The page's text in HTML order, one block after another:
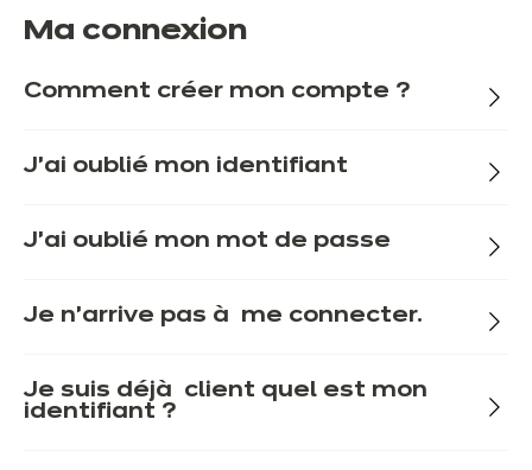
Ma connexion
Comment créer mon compte ?
J'ai oublié mon identifiant
J'ai oublié mon mot de passe
Je n'arrive pas à me connecter.
Je suis déjà client quel est mon
identifiant ?